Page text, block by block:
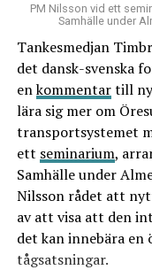
PM Nilsson vid ett
Samhälle under
Tankesmedjan
det dansk-svenska
enkommentartill
lära sig mer om
transportsystemet
ett seminarium,
Samhälle under
Nilsson rådet att
av att visa att den
det kan innebära
tågsatsningar.